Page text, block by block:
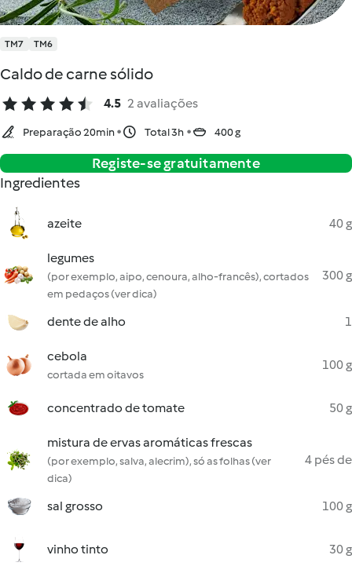
TM7 TM6
Caldo de carne sólido
4.5 2 avaliações
Preparação 20min Total 3h 400 g
Registe-se gratuitamente
Ingredientes
azeite 40 g
legumes
(por exemplo, aipo, cenoura, alho-francês), cortados
em pedaços (ver dica)
300 g
dente de alho 1
cebola
cortada em oitavos
100 g
concentrado de tomate 50 g
mistura de ervas aromáticas frescas
(por exemplo, salva, alecrim), só as folhas (ver
dica)
4 pés de
sal grosso 100 g
vinho tinto 30 g